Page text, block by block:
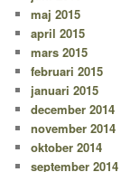
maj 2015
april 2015
mars 2015
februari 2015
januari 2015
december 2014
november 2014
oktober 2014
september 2014